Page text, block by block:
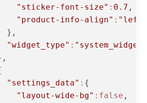
"sticker-font-size" : 0.7 ,
"product-info-align" : "left"
},
"widget_type" :
"settings_data" : {
"layout-wide-bg" :false ,